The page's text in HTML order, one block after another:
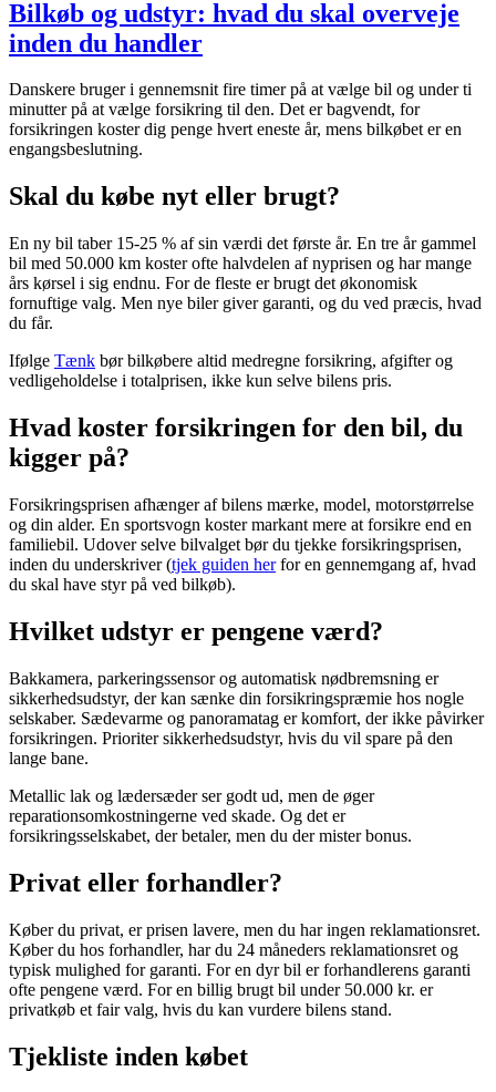
Bilkøb og udstyr: hvad du skal overveje
inden du handler
Danskere bruger i gennemsnit fire timer på at vælge bil og under ti
minutter på at vælge forsikring til den. Det er bagvendt, for
forsikringen koster dig penge hvert eneste år, mens bilkøbet er en
engangsbeslutning.
Skal du købe nyt eller brugt?
En ny bil taber 15-25 % af sin værdi det første år. En tre år gammel
bil med 50.000 km koster ofte halvdelen af nyprisen og har mange
års kørsel i sig endnu. For de fleste er brugt det økonomisk
fornuftige valg. Men nye biler giver garanti, og du ved præcis, hvad
du får.
Ifølge Tænk bør bilkøbere altid medregne forsikring, afgifter og
vedligeholdelse i totalprisen, ikke kun selve bilens pris.
Hvad koster forsikringen for den bil, du
kigger på?
Forsikringsprisen afhænger af bilens mærke, model, motorstørrelse
og din alder. En sportsvogn koster markant mere at forsikre end en
familiebil. Udover selve bilvalget bør du tjekke forsikringsprisen,
inden du underskriver (tjek guiden herfor en gennemgang af, hvad
du skal have styr på ved bilkøb).
Hvilket udstyr er pengene værd?
Bakkamera, parkeringssensor og automatisk nødbremsning er
sikkerhedsudstyr, der kan sænke din forsikringspræmie hos nogle
selskaber. Sædevarme og panoramatag er komfort, der ikke påvirker
forsikringen. Prioriter sikkerhedsudstyr, hvis du vil spare på den
lange bane.
Metallic lak og lædersæder ser godt ud, men de øger
reparationsomkostningerne ved skade. Og det er
forsikringsselskabet, der betaler, men du der mister bonus.
Privat eller forhandler?
Køber du privat, er prisen lavere, men du har ingen reklamationsret.
Køber du hos forhandler, har du 24 måneders reklamationsret og
typisk mulighed for garanti. For en dyr bil er forhandlerens garanti
ofte pengene værd. For en billig brugt bil under 50.000 kr. er
privatkøb et fair valg, hvis du kan vurdere bilens stand.
Tjekliste inden købet